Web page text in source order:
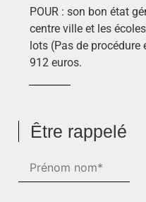
POUR : son bon état
centre ville et les
lots (Pas de procédure
912 euros.
Être rappelé